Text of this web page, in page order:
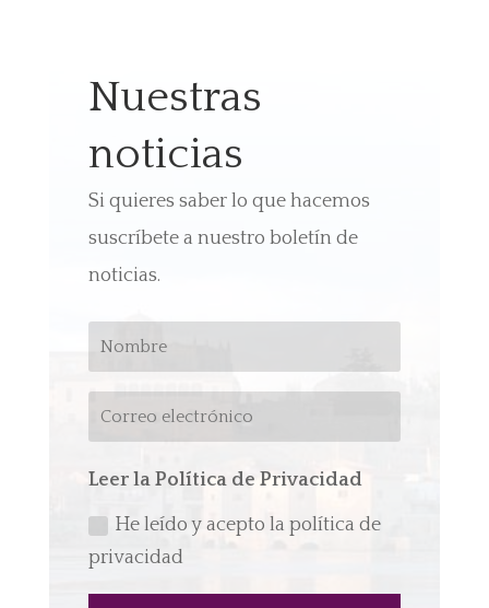
Nuestras
noticias
Si quieres saber lo que hacemos
suscríbete a nuestro boletín de
noticias.
Leer la Política de Privacidad
He leído y acepto la política de
privacidad